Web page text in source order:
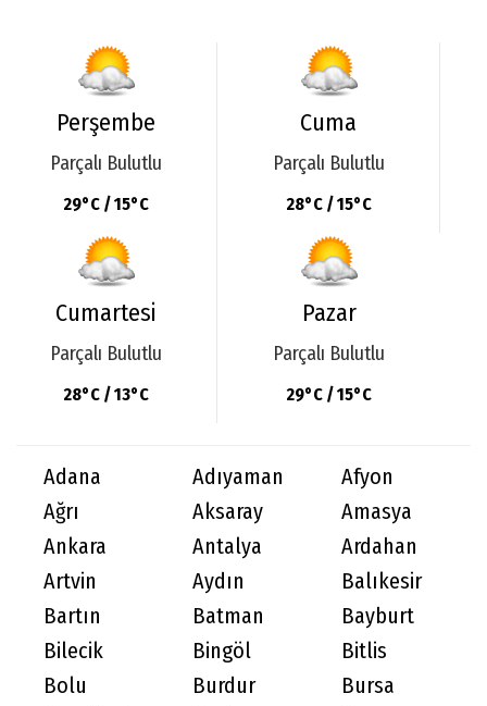
Perşembe
Parçalı Bulutlu
29°C / 15°C
Cuma
Parçalı Bulutlu
28°C / 15°C
Cumartesi
Parçalı Bulutlu
28°C / 13°C
Pazar
Parçalı Bulutlu
29°C / 15°C
Adana Adıyaman
Afyon
Ağrı
Aksaray
Amasya
Ankara
Antalya
Ardahan
Artvin
Aydın
Balıkesir
Bartın
Batman
Bayburt
Bilecik
Bingöl
Bitlis
Bolu
Burdur
Bursa